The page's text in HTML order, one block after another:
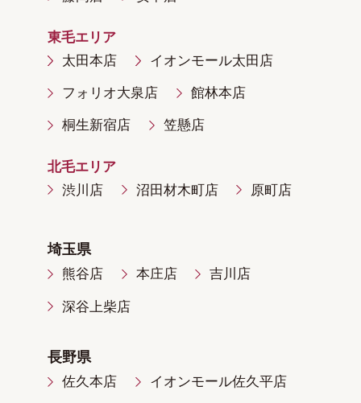
東毛エリア
太田本店
イオンモール太田店
フォリオ大泉店 館林本店
桐生新宿店 笠懸店
北毛エリア
渋川店
沼田材木町店 原町店
埼玉県
熊谷店 本庄店 吉川店
深谷上柴店
長野県
佐久本店 イオンモール佐久平店